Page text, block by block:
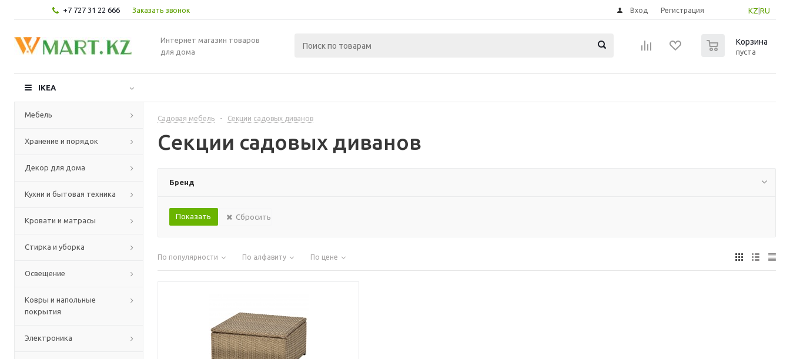
+7 727 31 22 666 Заказать звонок KZ RU
Вход Регистрация
Интернет магазин товаров
для дома
Корзина
пуста
IKEA
Мебель
Хранение и порядок
Декор для дома
Кухни и бытовая техника
Кровати и матрасы
Стирка и уборка
Освещение
Ковры и напольные
покрытия
Электроника
Садовая мебель - Секции садовых диванов
Секции садовых диванов
Бренд
Сбросить
По популярности По алфавиту По цене